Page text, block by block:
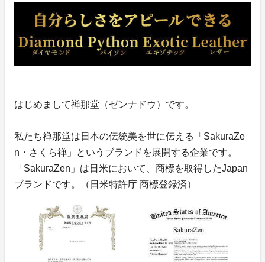
はじめまして禅那堂（ゼンナドウ）です。
私たち禅那堂は日本の伝統美を世に伝える「SakuraZe
n・さくら禅」というブランドを展開する企業です。
「SakuraZen」は日米において、商標を取得したJapan
ブランドです。（日米特許庁 商標登録済）